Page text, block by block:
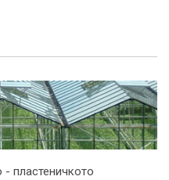
- пластеничкото